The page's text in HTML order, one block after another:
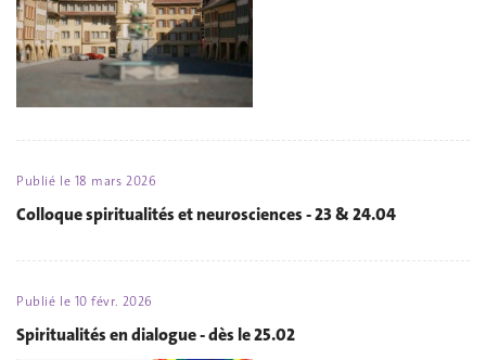
Publié le 18 mars 2026
Colloque spiritualités et neurosciences - 23 & 24.04
Publié le 10 févr. 2026
Spiritualités en dialogue - dès le 25.02